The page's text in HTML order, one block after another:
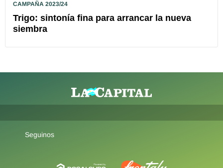
CAMPAÑA 2023/24
Trigo: sintonía fina para arrancar la nueva
siembra
Seguinos